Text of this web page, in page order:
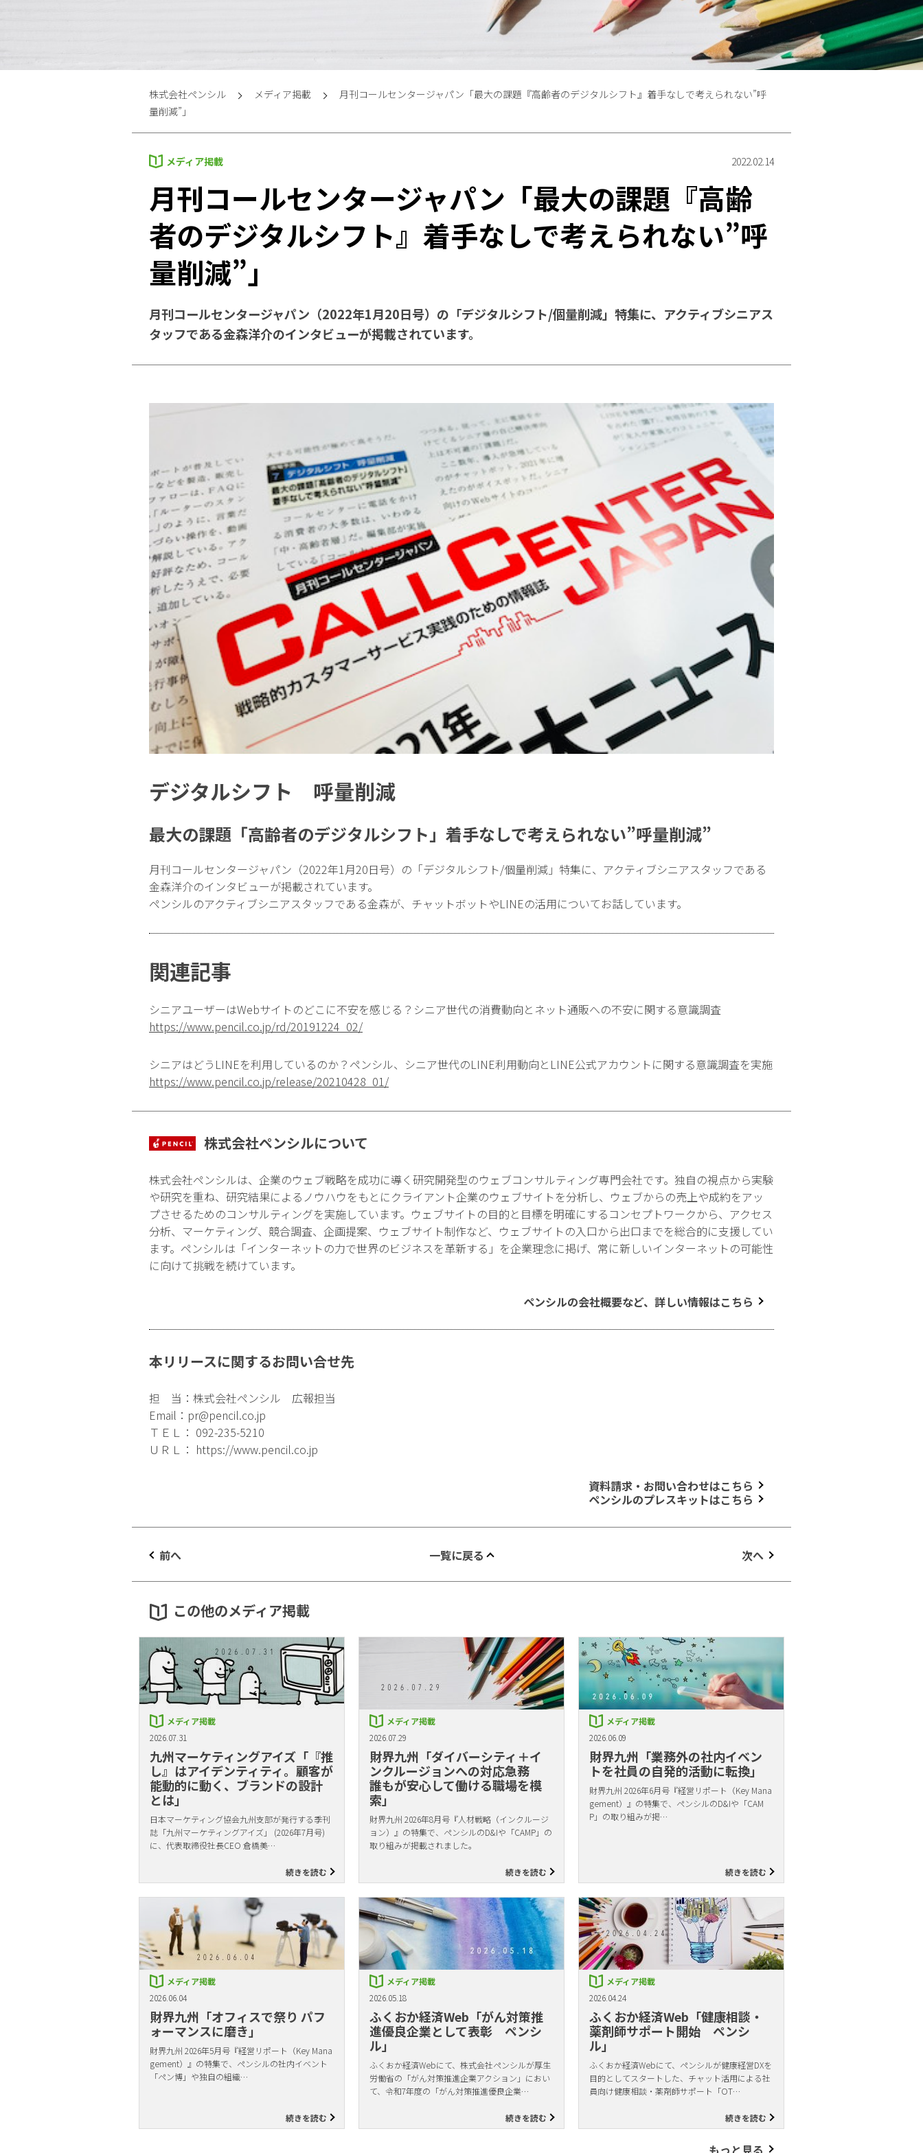
株式会社ペンシル メディア掲載
月刊コールセンタージャパン「最大の課題『高齢者のデジタルシフト』着手なしで考えられない”呼
量削減”」
メディア掲載 2022.02.14
月刊コールセンタージャパン「最大の課題『高齢
者のデジタルシフト』着手なしで考えられない”呼
量削減”」
月刊コールセンタージャパン（2022年1月20日号）の「デジタルシフト/個量削減」特集に、アクティブシニアス
タッフである金森洋介のインタビューが掲載されています。
デジタルシフト 呼量削減
最大の課題「高齢者のデジタルシフト」着手なしで考えられない”呼量削減”
月刊コールセンタージャパン（2022年1月20日号）の「デジタルシフト/個量削減」特集に、アクティブシニアスタッフである
金森洋介のインタビューが掲載されています。
ペンシルのアクティブシニアスタッフである金森が、チャットボットやLINEの活用についてお話しています。
関連記事
シニアユーザーはWebサイトのどこに不安を感じる？シニア世代の消費動向とネット通販への不安に関する意識調査
https://www.pencil.co.jp/rd/20191224_02/
シニアはどうLINEを利用しているのか？ペンシル、シニア世代のLINE利用動向とLINE公式アカウントに関する意識調査を実施
https://www.pencil.co.jp/release/20210428_01/
株式会社ペンシルについて
株式会社ペンシルは、企業のウェブ戦略を成功に導く研究開発型のウェブコンサルティング専門会社です。独自の視点から実験
や研究を重ね、研究結果によるノウハウをもとにクライアント企業のウェブサイトを分析し、ウェブからの売上や成約をアッ
プさせるためのコンサルティングを実施しています。ウェブサイトの目的と目標を明確にするコンセプトワークから、アクセス
分析、マーケティング、競合調査、企画提案、ウェブサイト制作など、ウェブサイトの入口から出口までを総合的に支援してい
ます。ペンシルは「インターネットの力で世界のビジネスを革新する」を企業理念に掲げ、常に新しいインターネットの可能性
に向けて挑戦を続けています。
ペンシルの会社概要など、詳しい情報はこちら
本リリースに関するお問い合せ先
担 当：株式会社ペンシル 広報担当
Email： pr@pencil.co.jp
ＴＥＬ： 092-235-5210
ＵＲＬ： https://www.pencil.co.jp
資料請求・お問い合わせはこちら
ペンシルのプレスキットはこちら
前へ 一覧に戻る 次へ
この他のメディア掲載
メディア掲載
2026.07.31
九州マーケティングアイズ「『推
し』はアイデンティティ。顧客が
能動的に動く、ブランドの設計
とは」
日本マーケティング協会九州支部が発行する季刊
誌「九州マーケティングアイズ」 (2026年7月号)
に、代表取締役社長CEO 倉橋美…
続きを読む
メディア掲載
2026.07.29
財界九州「ダイバーシティ＋イ
ンクルージョンへの対応急務
誰もが安心して働ける職場を模
索」
財界九州 2026年8月号『人材戦略（インクルージ
ョン）』の特集で、ペンシルのD&Iや「CAMP」の
取り組みが掲載されました。
続きを読む
メディア掲載
2026.06.09
財界九州「業務外の社内イベン
トを社員の自発的活動に転換」
財界九州 2026年6月号『経営リポート（Key Mana
gement）』の特集で、ペンシルのD&Iや「CAM
P」の取り組みが掲…
続きを読む
メディア掲載
2026.06.04
財界九州「オフィスで祭り パフ
ォーマンスに磨き」
財界九州 2026年5月号『経営リポート（Key Mana
gement）』の特集で、ペンシルの社内イベント
「ペン博」や独自の組織…
続きを読む
メディア掲載
2026.05.18
ふくおか経済Web「がん対策推
進優良企業として表彰 ペンシ
ル」
ふくおか経済Webにて、株式会社ペンシルが厚生
労働省の「がん対策推進企業アクション」におい
て、令和7年度の「がん対策推進優良企業…
続きを読む
メディア掲載
2026.04.24
ふくおか経済Web「健康相談・
薬剤師サポート開始 ペンシ
ル」
ふくおか経済Webにて、ペンシルが健康経営DXを
目的としてスタートした、チャット活用による社
員向け健康相談・薬剤師サポート「OT…
続きを読む
もっと見る